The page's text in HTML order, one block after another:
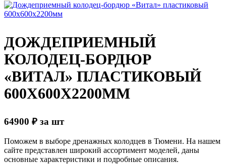
ДОЖДЕПРИЕМНЫЙ
КОЛОДЕЦ-БОРДЮР
«ВИТАЛ» ПЛАСТИКОВЫЙ
600Х600Х2200ММ
64900 ₽ за шт
Поможем в выборе дренажных колодцев в Тюмени. На нашем
сайте представлен широкий ассортимент моделей, даны
основные характеристики и подробные описания.